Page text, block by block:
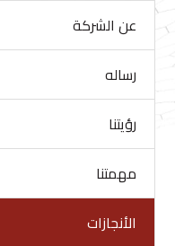
عن الشركة
رساله
رؤيتنا
مهمتنا
الأنجازات